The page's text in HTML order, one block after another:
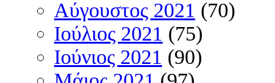
Αύγουστος 2021 (70)
Ιούλιος 2021 (75)
Ιούνιος 2021 (90)